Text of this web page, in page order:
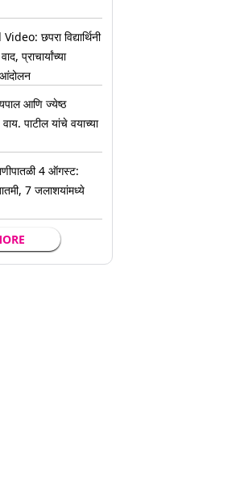
छपरा विद्यार्थिनी
प्राचार्यांच्या
आंदोलन
आणि ज्येष्ठ
पाटील यांचे वयाच्या
4 ऑगस्ट:
7 जलाशयांमध्ये